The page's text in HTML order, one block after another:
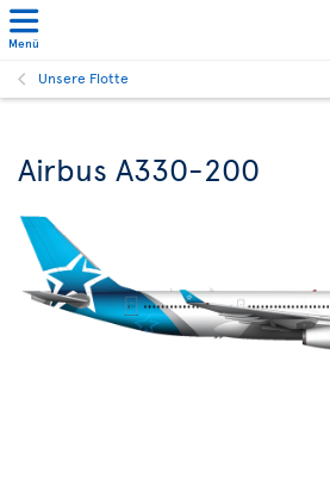
Menü
Unsere Flotte
Airbus A330-200